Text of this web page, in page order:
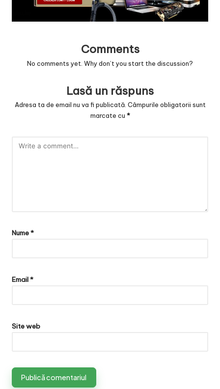
a
e
Comments
No comments yet. Why don’t you start the discussion?
Lasă un răspuns
Adresa ta de email nu va fi publicată. Câmpurile obligatorii sunt
marcate cu *
Nume*
Email*
Site web